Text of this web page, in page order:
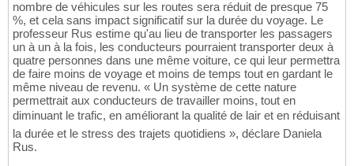
nombre de véhicules sur les routes sera réduit de presque 75
%, et cela sans impact significatif sur la durée du voyage. Le
professeur Rus estime qu'au lieu de transporter les passagers
un à un à la fois, les conducteurs pourraient transporter deux à
quatre personnes dans une même voiture, ce qui leur permettra
de faire moins de voyage et moins de temps tout en gardant le
même niveau de revenu. « Un système de cette nature
permettrait aux conducteurs de travailler moins, tout en
diminuant le trafic, en améliorant la qualité de lair et en réduisant
la durée et le stress des trajets quotidiens », déclare Daniela
Rus.